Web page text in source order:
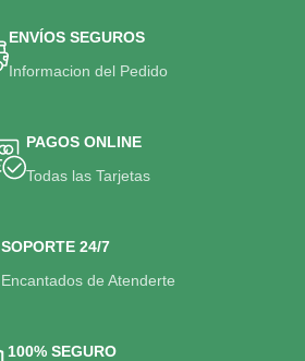
ENVÍOS SEGUROS
Informacion del Pedido
PAGOS ONLINE
Todas las Tarjetas
SOPORTE 24/7
Encantados de Atenderte
100% SEGURO